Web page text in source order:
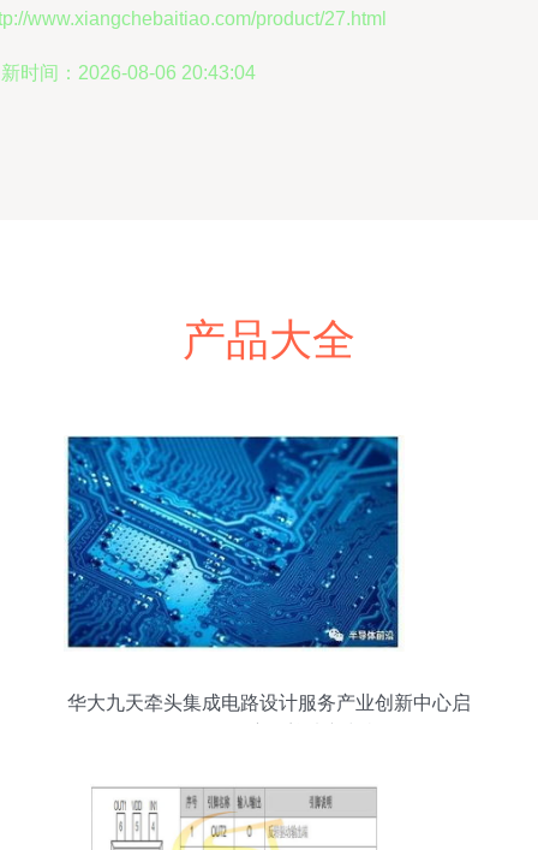
www.xiangchebaitiao.com/product/27.html
时间：2026-08-06 20:43:04
产品大全
华大九天牵头集成电路设计服务产业创新中心启